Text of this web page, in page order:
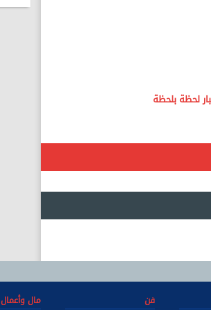
فن مال وأعمال